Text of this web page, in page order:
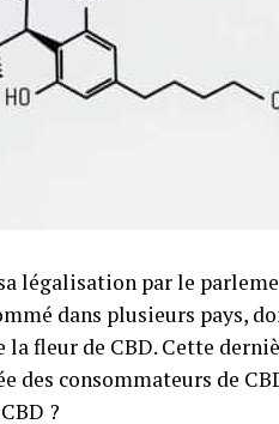
légalisation par le
dans plusieurs pays,
la fleur de CBD. Cette
des consommateurs de
?